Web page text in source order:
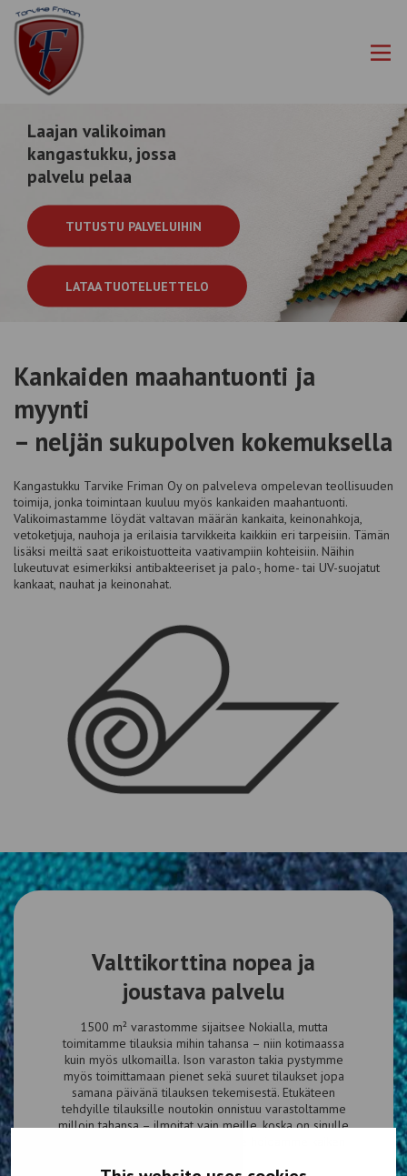
Siirry
sisältöön
Tarvike
Friman
Laajan valikoiman
kangastukku, jossa
palvelu pelaa
TUTUSTU PALVELUIHIN
LATAA TUOTELUETTELO
Kankaiden maahantuonti ja
myynti
– neljän sukupolven kokemuksella
Kangastukku Tarvike Friman Oy on palveleva ompelevan teollisuuden
toimija, jonka toimintaan kuuluu myös kankaiden maahantuonti.
Valikoimastamme löydät valtavan määrän kankaita, keinonahkoja,
vetoketjuja, nauhoja ja erilaisia tarvikkeita kaikkiin eri tarpeisiin. Tämän
lisäksi meiltä saat erikoistuotteita vaativampiin kohteisiin. Näihin
lukeutuvat esimerkiksi antibakteeriset ja palo-, home- tai UV-suojatut
kankaat, nauhat ja keinonahat.
Valttikorttina nopea ja
joustava palvelu
1500 m² varastomme sijaitsee Nokialla, mutta
toimitamme tilauksia mihin tahansa – niin kotimaassa
kuin myös ulkomailla. Ison varaston takia pystymme
myös toimittamaan pienet sekä suuret tilaukset jopa
samana päivänä tilauksen tekemisestä. Etukäteen
tehdyille tilauksille noutokin onnistuu varastoltamme
milloin tahansa – ilmoitat vain meille, koska on sinulle